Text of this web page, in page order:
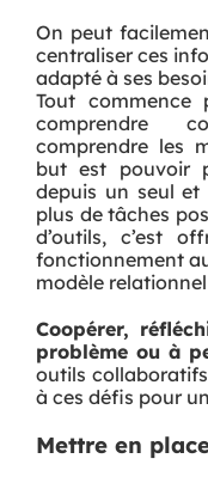
On peut
centraliser ces
adapté à ses
Tout commence
comprendre
comprendre les
but est pouvoir
depuis un seul et
plus de tâches
d’outils, c’est
fonctionnement
modèle
Coopérer,
problème ou à
outils
à ces défis pour
Mettre en